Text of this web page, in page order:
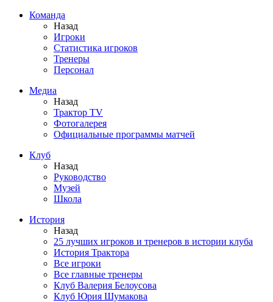
Команда
Назад
Игроки
Статистика игроков
Тренеры
Персонал
Медиа
Назад
Трактор TV
Фотогалерея
Официальные программы матчей
Клуб
Назад
Руководство
Музей
Школа
История
Назад
25 лучших игроков и тренеров в истории клуба
История Трактора
Все игроки
Все главные тренеры
Клуб Валерия Белоусова
Клуб Юрия Шумакова